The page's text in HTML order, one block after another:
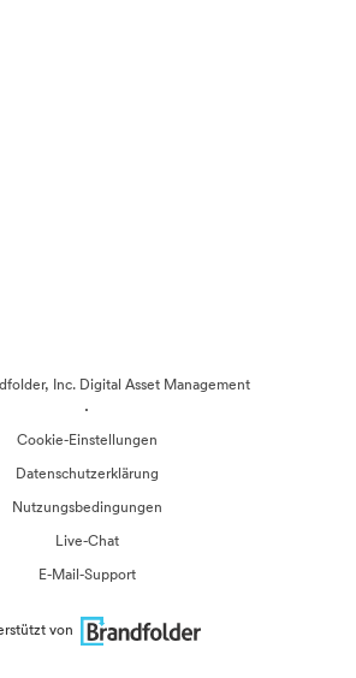
Inc. Digital Asset Management
·
Cookie-Einstellungen
Datenschutzerklärung
Nutzungsbedingungen
Live-Chat
E-Mail-Support
von